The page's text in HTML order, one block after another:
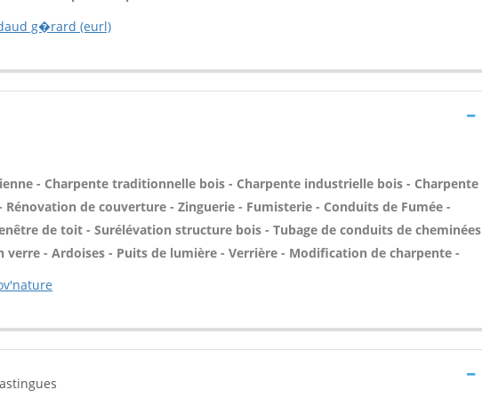
g�rard (eurl)
- Charpente traditionnelle bois - Charpente industrielle bois - Charpente
de couverture - Zinguerie - Fumisterie - Conduits de Fumée -
de toit - Surélévation structure bois - Tubage de conduits de cheminées
verre - Ardoises - Puits de lumière - Verrière - Modification de charpente -